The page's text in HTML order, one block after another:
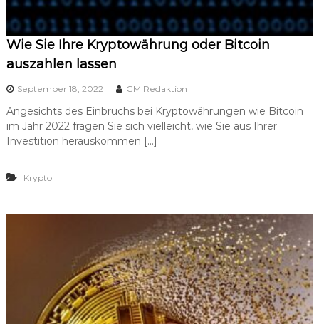
Wie Sie Ihre Kryptowährung oder Bitcoin
auszahlen lassen
September 18, 2022 GM Redaktion
Angesichts des Einbruchs bei Kryptowährungen wie Bitcoin
im Jahr 2022 fragen Sie sich vielleicht, wie Sie aus Ihrer
Investition herauskommen […]
Krypto